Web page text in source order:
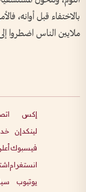
ملايين الناس اضطروا
إكس
لينكدإن
فيسبوك
انستغرام
يوتيوب